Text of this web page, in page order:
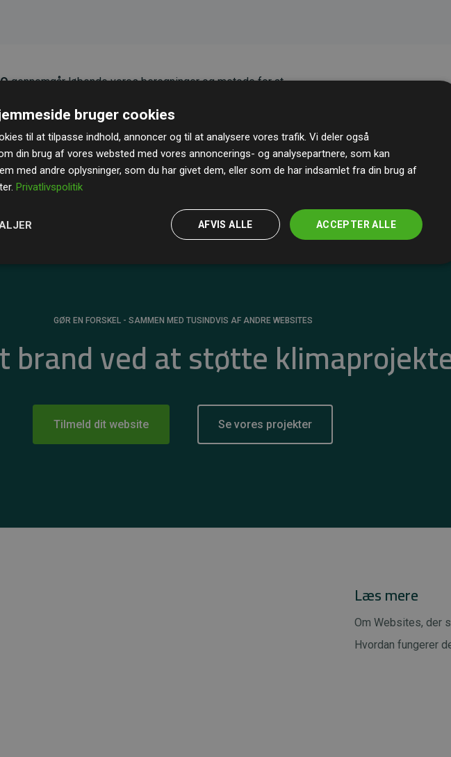
gennemgår løbende vores beregninger og metode for at
for
200% af medlemmernes websites estimerede
GØR EN FORSKEL - SAMMEN MED TUSINDVIS AF ANDRE WEBSITES
brand ved at støtte
Tilmeld dit website Se vores projekter
Læs mere
Om Websites, der
Hvordan fungerer
bruger cookies
til at tilpasse indhold, annoncer og til at analysere vores trafik. Vi deler også
din brug af vores websted med vores annoncerings- og analysepartnere, som kan
med andre oplysninger, som du har givet dem, eller som de har indsamlet fra din brug af
Privatlivspolitik
ACCEPTER ALLE
AFVIS ALLE